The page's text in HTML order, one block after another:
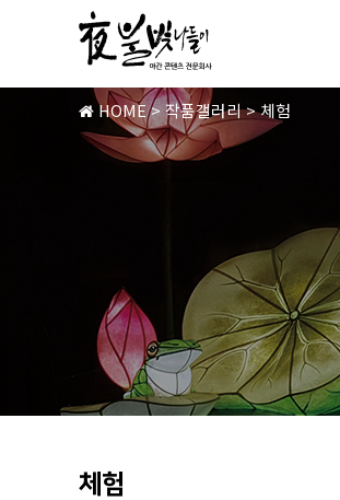
HOME>작품갤러리>체험
체험